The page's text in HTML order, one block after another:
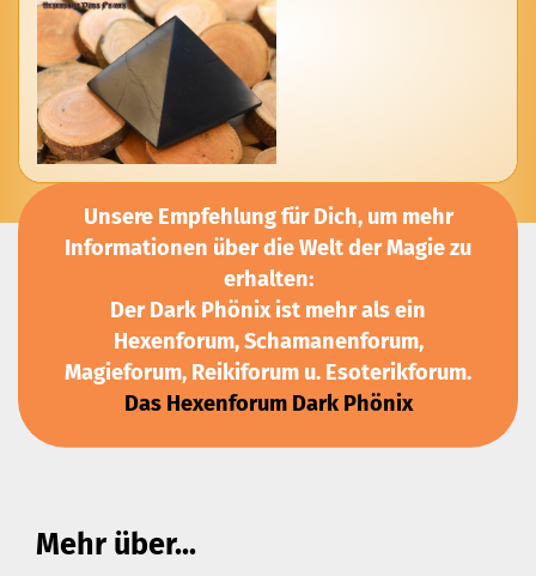
Unsere Empfehlung für Dich, um mehr
Informationen über die Welt der Magie zu
erhalten:
Der Dark Phönix ist mehr als ein
Hexenforum, Schamanenforum,
Magieforum, Reikiforum u. Esoterikforum.
Das Hexenforum Dark Phönix
Mehr über...